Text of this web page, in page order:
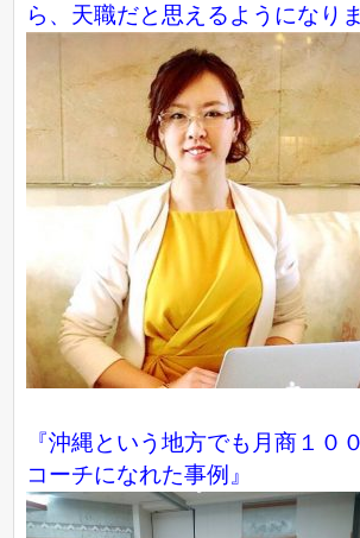
ら、天職だと思えるようになり
『沖縄という地方でも月商１０
コーチになれた事例』